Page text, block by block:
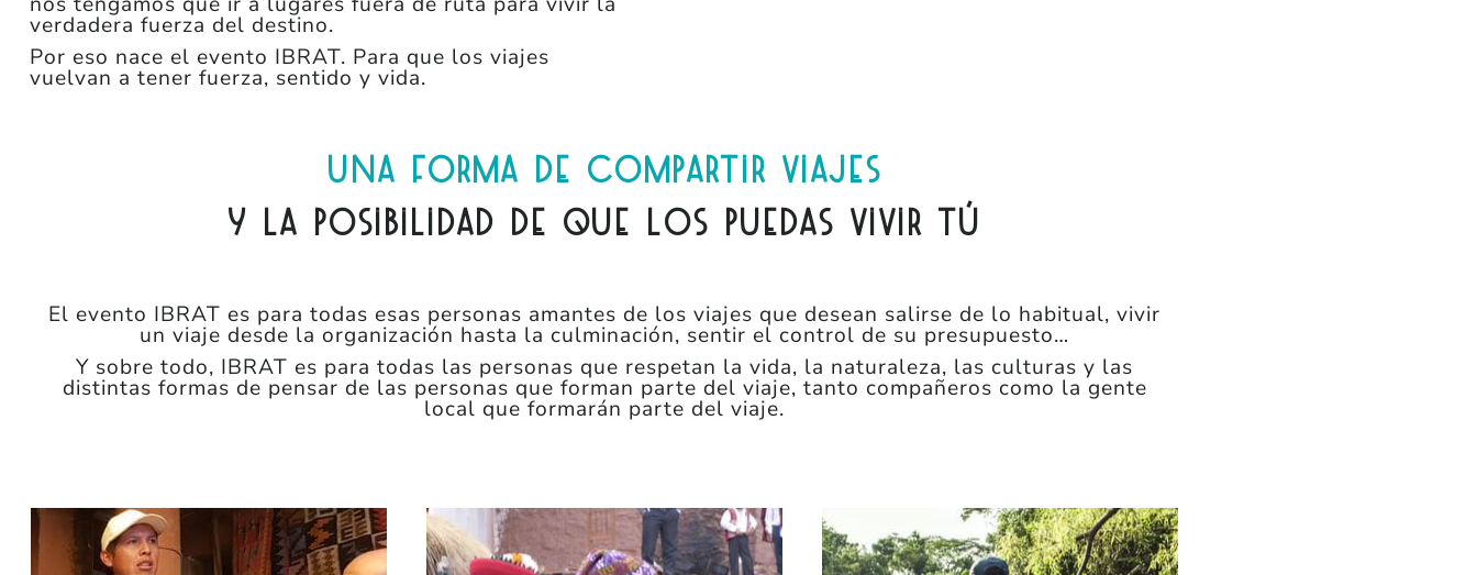
verdadera fuerza del destino.
Por eso nace el evento IBRAT. Para que los viajes
vuelvan a tener fuerza, sentido y vida.
una forma de compartir viajes
y la posibilidad de que los puedas vivir tú
El evento IBRAT es para todas esas personas amantes de los viajes que desean salirse de lo habitual, vivir
un viaje desde la organización hasta la culminación, sentir el control de su presupuesto…
Y sobre todo, IBRAT es para todas las personas que respetan la vida, la naturaleza, las culturas y las
distintas formas de pensar de las personas que forman parte del viaje, tanto compañeros como la gente
local que formarán parte del viaje.